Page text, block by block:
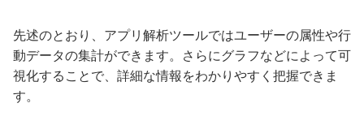
先述のとおり、アプリ解析ツールではユーザーの属性や行
動データの集計ができます。さらにグラフなどによって可
視化することで、詳細な情報をわかりやすく把握できま
す。